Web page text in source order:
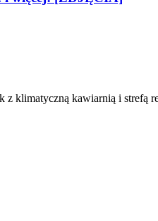
klimatyczną kawiarnią i strefą